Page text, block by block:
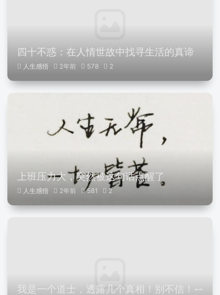
四十不惑：在人情世故中找寻生活的真谛
人生感悟 2年前 578 2
上班压力大，突然被这句话点醒了
人生感悟 2年前 581 2
我是一个道士，透露几个真相！别不信！--